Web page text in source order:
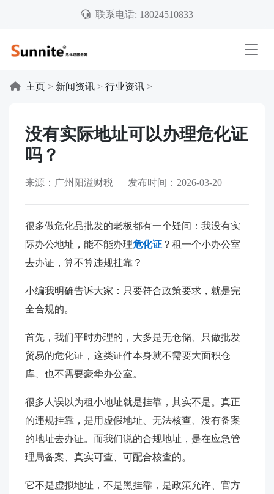
联系电话: 18024510833
主页 > 新闻资讯 > 行业资讯 >
没有实际地址可以办理危化证
吗？
来源：广州阳溢财税 发布时间：2026-03-20
很多做危化品批发的老板都有一个疑问：我没有实
际办公地址，能不能办理危化证？租一个小办公室
去办证，算不算违规挂靠？
小编我明确告诉大家：只要符合政策要求，就是完
全合规的。
首先，我们平时办理的，大多是无仓储、只做批发
贸易的危化证，这类证件本身就不需要大面积仓
库、也不需要豪华办公室。
很多人误以为租小地址就是挂靠，其实不是。真正
的违规挂靠，是用虚假地址、无法核查、没有备案
的地址去办证。而我们说的合规地址，是在应急管
理局备案、真实可查、可配合核查的。
它不是虚拟地址，不是黑挂靠，是政策允许、官方